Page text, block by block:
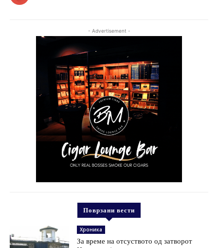
- Advertisement -
Поврзани вести
Хроника
За време на отсуството од затворот